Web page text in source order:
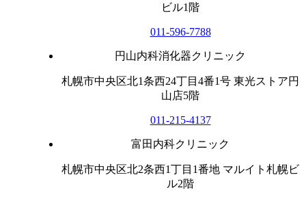
ビル1階
011-596-7788
円山内科消化器クリニック
札幌市中央区北1条西24丁目4番1号 東光ストア円
山店5階
011-215-4137
富田内科クリニック
札幌市中央区北2条西1丁目1番地 マルイト札幌ビ
ル2階